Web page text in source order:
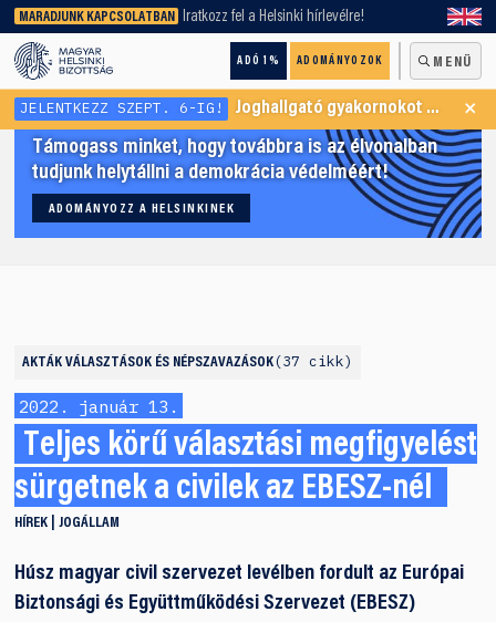
MARADJUNK KAPCSOLATBAN Iratkozz fel a Helsinki hírlevélre!
ADÓ 1% ADOMÁNYOZOK MENÜ
keresőnket!
JELENTKEZZ SZEPT. 6-IG! Joghallgató gyakornokot keresünk Menekültügyi Programunkba ×
Támogass minket, hogy továbbra is az élvonalban
tudjunk helytállni a demokrácia védelméért!
ADOMÁNYOZZ A HELSINKINEK
AKTÁK VÁLASZTÁSOK ÉS NÉPSZAVAZÁSOK 37 cikk
2022. január 13.
Teljes körű választási megfigyelést
sürgetnek a civilek az EBESZ-nél
HÍREK JOGÁLLAM
Húsz magyar civil szervezet levélben fordult az Európai
Biztonsági és Együttműködési Szervezet (EBESZ)